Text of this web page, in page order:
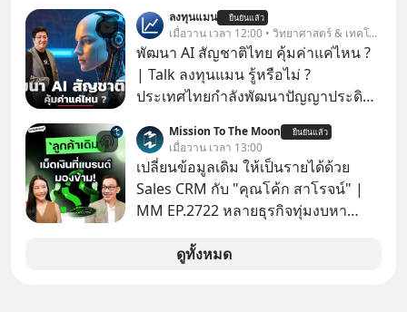
ทันที มาฟัง “ป้าเก๋าเล่ากลโกง” เพื่อรู้ทัน
มุกหลอกลวงในคราบความน่าเชื่อถือ
กันค่ะ #แก้เกมกลโกง #ป้าเก๋าเล่ากล
โกง #LivesSustainably #อยู่อย่าง
#FraudEducation #FinancialLiteracy
#DigitalBankWithHumanTouch
ลงทุนแมน ยืนยันแล้ว
เมื่อวาน เวลา 12:00 • วิทยาศาสตร์ & เทคโนโลยี
พัฒนา AI สัญชาติไทย คุ้มค่าแค่ไหน ?
| Talk ลงทุนแมน รู้หรือไม่ ?
ประเทศไทยกำลังพัฒนาปัญญาประดิษฐ์
“ThaiLLM” เพื่อให้คนไทยมีโครงสร้าง
พื้นฐานด้าน AI ที่เข้าใจภาษาไทย และ
บริบททางสังคมไทยได้เป็นอย่างดี
คำถามคือ การลงมือพัฒนา AI ของ
ประเทศจะคุ้มค่าแค่ไหน ? และหลังจาก
นำ ThaiLLM มาใช้จริง จะเกิดอะไรขึ้น
กับสังคมไทย ธุรกิจไทย และเศรษฐกิจ
Mission To The Moon ยืนยันแล้ว
เมื่อวาน เวลา 13:00
เปลี่ยนข้อมูลเดิม ให้เป็นรายได้ด้วย
Sales CRM กับ "คุณโค้ก สาโรจน์" |
MM EP.2722 หลายธุรกิจทุ่มงบหา
แล้ว คือกลุ่มที่มีโอกาสซื้อซ้ำสูงที่สุด แต่
ดูทั้งหมด